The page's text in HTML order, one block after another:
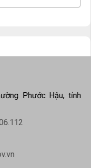
Phước Hậu, tỉnh